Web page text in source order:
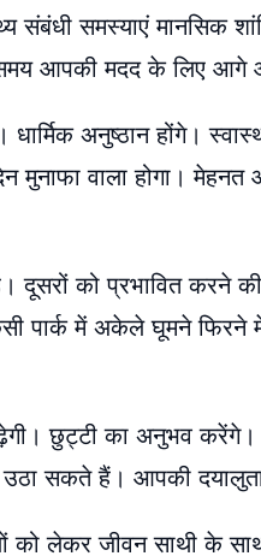
समस्याएं मानसिक
आपकी मदद के लिए आगे
अनुष्ठान होंगे।
वाला होगा।
को प्रभावित करने
पार्क में अकेले घूमने
छुट्टी का अनुभव करेंगे।
उठा सकते हैं। आपकी
को लेकर जीवन साथी के